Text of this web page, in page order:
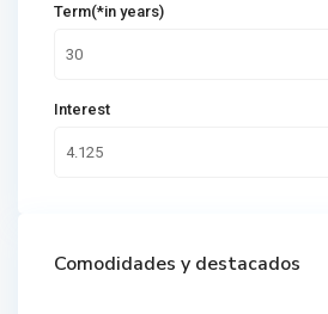
Term(*in years)
Interest
Comodidades y destacados